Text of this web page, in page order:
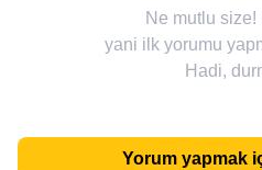
Ne mutlu size!
yani ilk yorumu
Hadi,
Yorum yapmak